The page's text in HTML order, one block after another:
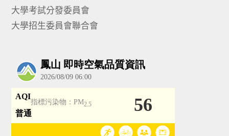
大學考試分發委員會
大學招生委員會聯合會